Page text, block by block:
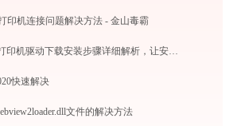
印机连接问题解决方法 - 金山毒霸
得实DS3200IV打印机驱动下载安装步骤详细解析，让安装更简单
快速解决
文件的解决方法